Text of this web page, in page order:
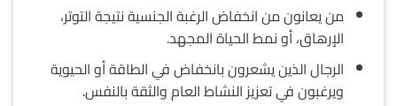
من يعانون من انخفاض الرغبة الجنسية نتيجة التوتر،
الإرهاق، أو نمط الحياة المجهد.
الرجال الذين يشعرون بانخفاض في الطاقة أو الحيوية
ويرغبون في تعزيز النشاط العام والثقة بالنفس.